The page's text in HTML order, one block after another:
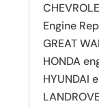
Engine
GREAT
HONDA
HYUNDAI